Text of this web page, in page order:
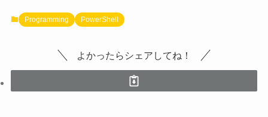
Programming PowerShell
よかったらシェアしてね！